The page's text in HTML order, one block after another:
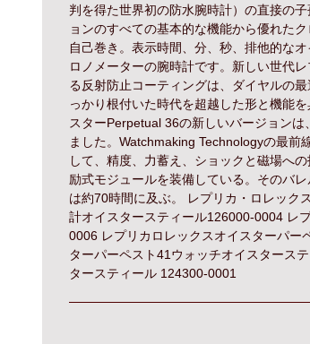
判を得た世界初の防水腕時計）の直接の
ョンのすべての基本的な機能から優れた
自己巻き。表示時間、分、秒、排他的な
ロノメーターの腕時計です。新しい世代
る反射防止コーティングは、ダイヤルの
っかり根付いた時代を超越した形と機能
スターPerpetual 36の新しいバージョン
ました。Watchmaking Technologyの最
して、精度、力蓄え、ショックと磁場へ
励式モジュールを装備している。そのバ
は約70時間に及ぶ。 レプリカ・ロレック
計オイスタースティール126000-0004 レ
0006 レプリカロレックスオイスターパー
ターパーペスト41ウォッチオイスタース
タースティール 124300-0001